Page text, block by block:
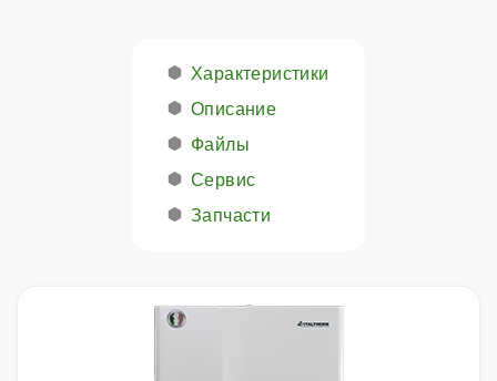
Характеристики
Описание
Файлы
Сервис
Запчасти